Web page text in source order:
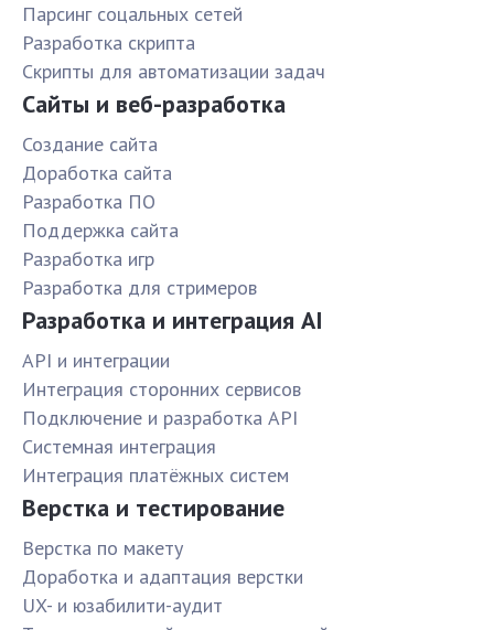
Парсинг соцальных сетей
Разработка скрипта
Скрипты для автоматизации задач
Сайты и веб-разработка
Создание сайта
Доработка сайта
Разработка ПО
Поддержка сайта
Разработка игр
Разработка для стримеров
Разработка и интеграция AI
API и интеграции
Интеграция сторонних сервисов
Подключение и разработка API
Системная интеграция
Интеграция платёжных систем
Верстка и тестирование
Верстка по макету
Доработка и адаптация верстки
UX- и юзабилити-аудит